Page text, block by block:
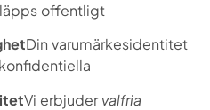
offentligt
Din varumärkesidentitet
Vi erbjudervalfria